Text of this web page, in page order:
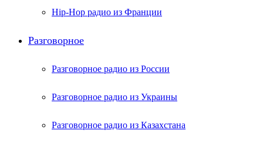
Hip-Hop радио из Франции
Разговорное
Разговорное радио из России
Разговорное радио из Украины
Разговорное радио из Казахстана